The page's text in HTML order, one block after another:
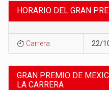
HORARIO DEL GRAN
Carrera 22/
GRAN PREMIO DE
LA CARRERA